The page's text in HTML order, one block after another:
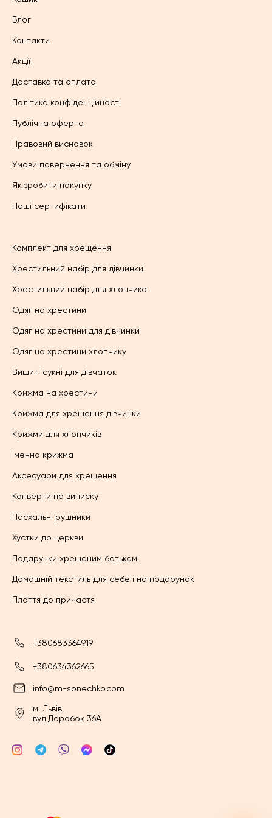
Блог
Контакти
Акції
Доставка та оплата
Політика конфіденційності
Публічна оферта
Правовий висновок
Умови повернення та обміну
Як зробити покупку
Наші сертифікати
Комплект для хрещення
Хрестильний набір для дівчинки
Хрестильний набір для хлопчика
Одяг на хрестини
Одяг на хрестини для дівчинки
Одяг на хрестини хлопчику
Вишиті сукні для дівчаток
Крижма на хрестини
Крижма для хрещення дівчинки
Крижми для хлопчиків
Іменна крижма
Аксесуари для хрещення
Конверти на виписку
Пасхальні рушники
Хустки до церкви
Подарунки хрещеним батькам
Домашній текстиль для себе і на подарунок
Плаття до причастя
+380683364919
+380634362665
info@m-sonechko.com
м. Львів,
вул.Доробок 36А